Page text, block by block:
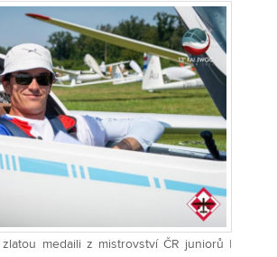
medaili z mistrovství ČR juniorů |